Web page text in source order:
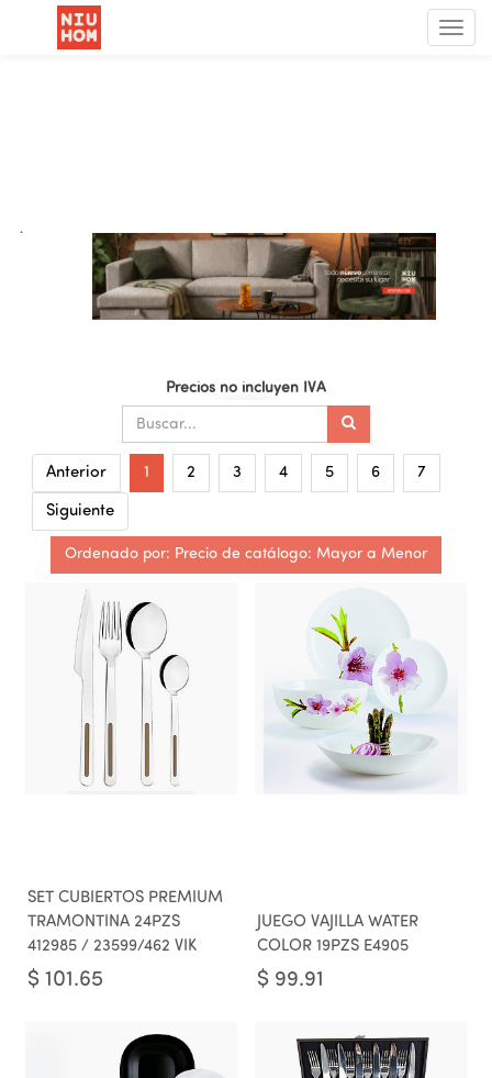
Menú
de
.
Precios no incluyen IVA
Anterior 1 2 3 4 5 6 7
Siguiente
Ordenado por: Precio de catálogo: Mayor a Menor
SET CUBIERTOS PREMIUM
TRAMONTINA 24PZS
412985 / 23599/462 VIK
$ 101.65
JUEGO VAJILLA WATER
COLOR 19PZS E4905
$ 99.91